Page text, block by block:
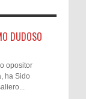
DUDOSO
opositor
ha Sido